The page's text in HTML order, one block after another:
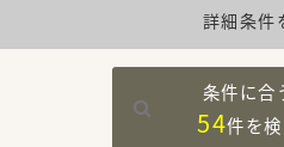
詳細条件
条件に合
54件を